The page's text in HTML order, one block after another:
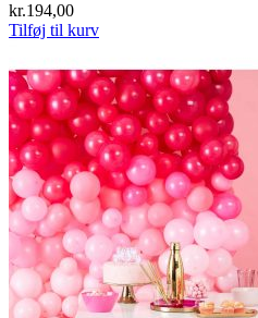
kr.194,00
Tilføj til kurv